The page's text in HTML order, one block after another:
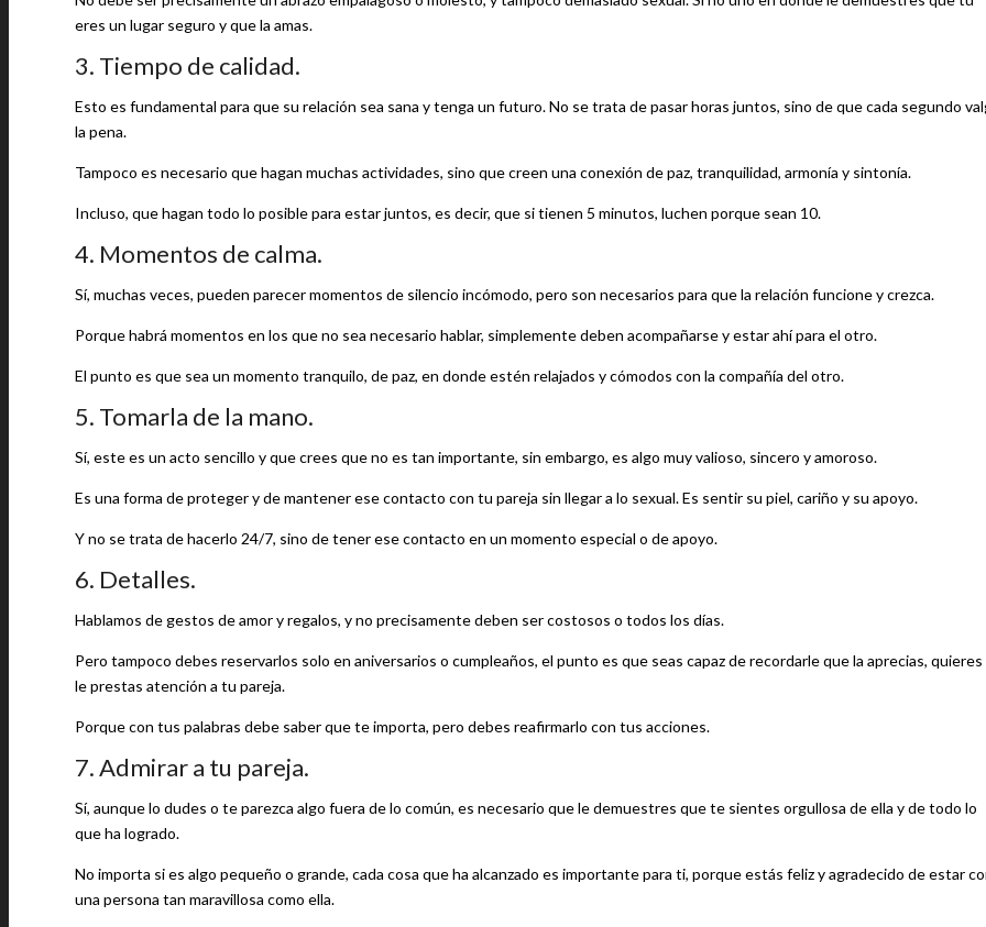
eres un lugar seguro y que la amas.
3. Tiempo de calidad.
Esto es fundamental para que su relación sea sana y tenga un futuro. No se trata de pasar horas juntos, sino de que cada segundo
la pena.
Tampoco es necesario que hagan muchas actividades, sino que creen una conexión de paz, tranquilidad, armonía y sintonía.
Incluso, que hagan todo lo posible para estar juntos, es decir, que si tienen 5 minutos, luchen porque sean 10.
4. Momentos de calma.
Sí, muchas veces, pueden parecer momentos de silencio incómodo, pero son necesarios para que la relación funcione y crezca.
Porque habrá momentos en los que no sea necesario hablar, simplemente deben acompañarse y estar ahí para el otro.
El punto es que sea un momento tranquilo, de paz, en donde estén relajados y cómodos con la compañía del otro.
5. Tomarla de la mano.
Sí, este es un acto sencillo y que crees que no es tan importante, sin embargo, es algo muy valioso, sincero y amoroso.
Es una forma de proteger y de mantener ese contacto con tu pareja sin llegar a lo sexual. Es sentir su piel, cariño y su apoyo.
Y no se trata de hacerlo 24/7, sino de tener ese contacto en un momento especial o de apoyo.
6. Detalles.
Hablamos de gestos de amor y regalos, y no precisamente deben ser costosos o todos los días.
Pero tampoco debes reservarlos solo en aniversarios o cumpleaños, el punto es que seas capaz de recordarle que la aprecias, quieres
le prestas atención a tu pareja.
Porque con tus palabras debe saber que te importa, pero debes reafirmarlo con tus acciones.
7. Admirar a tu pareja.
Sí, aunque lo dudes o te parezca algo fuera de lo común, es necesario que le demuestres que te sientes orgullosa de ella y de todo lo
que ha logrado.
No importa si es algo pequeño o grande, cada cosa que ha alcanzado es importante para ti, porque estás feliz y agradecido de estar
una persona tan maravillosa como ella.